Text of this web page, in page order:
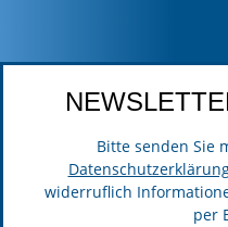
Bitte senden Sie
widerruflich
per